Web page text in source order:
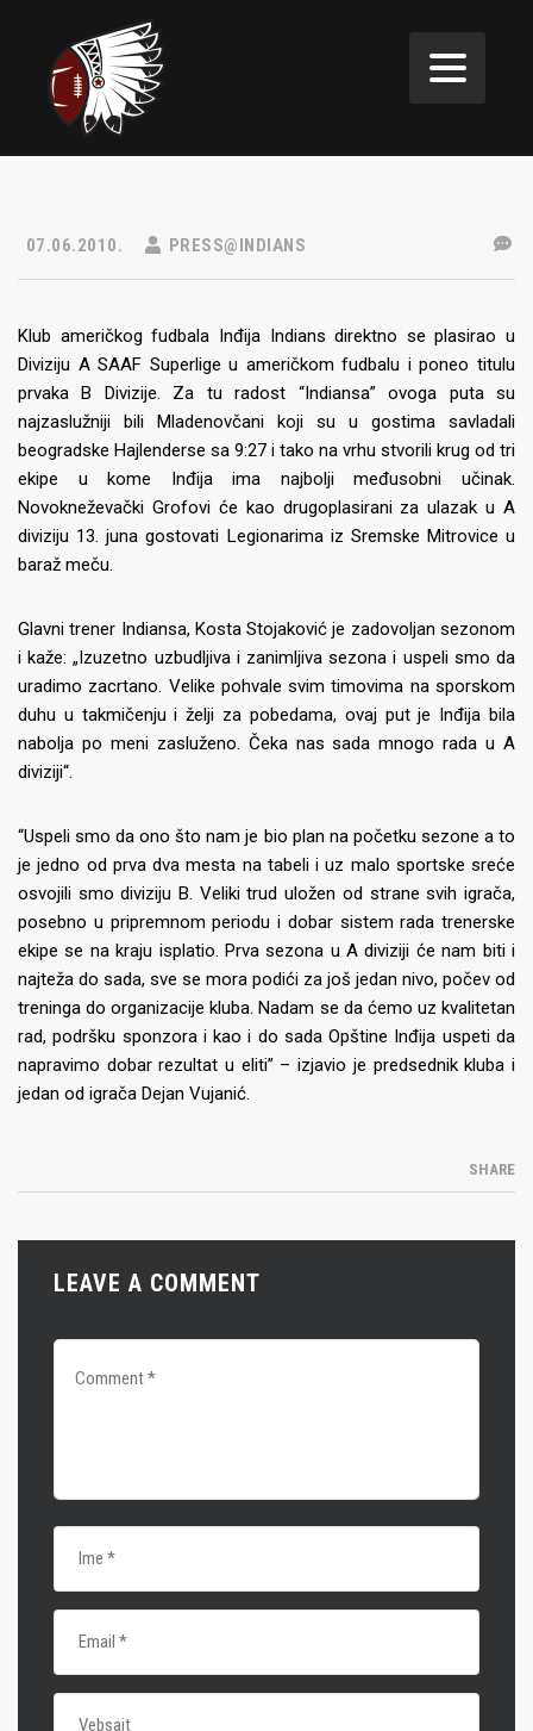
07.06.2010. PRESS@INDIANS
Klub američkog fudbala Inđija Indians direktno se plasirao u
Diviziju A SAAF Superlige u američkom fudbalu i poneo titulu
prvaka B Divizije. Za tu radost “Indiansa” ovoga puta su
najzaslužniji bili Mladenovčani koji su u gostima savladali
beogradske Hajlenderse sa 9:27 i tako na vrhu stvorili krug od tri
ekipe u kome Inđija ima najbolji međusobni učinak.
Novokneževački Grofovi će kao drugoplasirani za ulazak u A
diviziju 13. juna gostovati Legionarima iz Sremske Mitrovice u
baraž meču.
Glavni trener Indiansa, Kosta Stojaković je zadovoljan sezonom
i kaže: „Izuzetno uzbudljiva i zanimljiva sezona i uspeli smo da
uradimo zacrtano. Velike pohvale svim timovima na sporskom
duhu u takmičenju i želji za pobedama, ovaj put je Inđija bila
nabolja po meni zasluženo. Čeka nas sada mnogo rada u A
diviziji“.
“Uspeli smo da ono što nam je bio plan na početku sezone a to
je jedno od prva dva mesta na tabeli i uz malo sportske sreće
osvojili smo diviziju B. Veliki trud uložen od strane svih igrača,
posebno u pripremnom periodu i dobar sistem rada trenerske
ekipe se na kraju isplatio. Prva sezona u A diviziji će nam biti i
najteža do sada, sve se mora podići za još jedan nivo, počev od
treninga do organizacije kluba. Nadam se da ćemo uz kvalitetan
rad, podršku sponzora i kao i do sada Opštine Inđija uspeti da
napravimo dobar rezultat u eliti” – izjavio je predsednik kluba i
jedan od igrača Dejan Vujanić.
SHARE
LEAVE A COMMENT